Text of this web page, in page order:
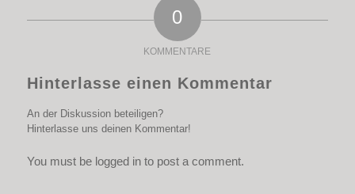
0
KOMMENTARE
Hinterlasse einen Kommentar
An der Diskussion beteiligen?
Hinterlasse uns deinen Kommentar!
You must be logged in to post a comment.